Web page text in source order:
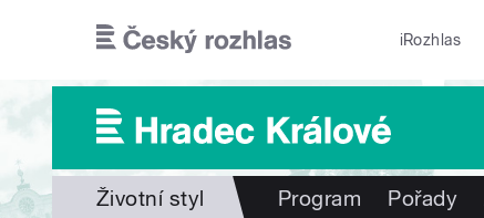
iRozhlas
Životní styl Program Pořady